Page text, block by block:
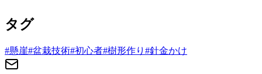
タグ
#懸崖#盆栽技術#初心者#樹形作り #針金かけ